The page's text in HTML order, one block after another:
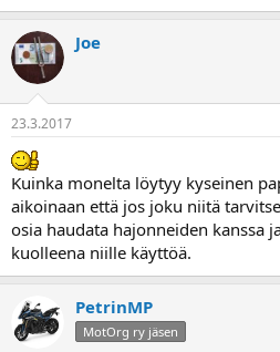
Joe
23.3.2017
Kuinka monelta löytyy kyseinen
aikoinaan että jos joku niitä
osia haudata hajonneiden kanssa
kuolleena niille käyttöä.
PetrinMP
MotOrg ry jäsen